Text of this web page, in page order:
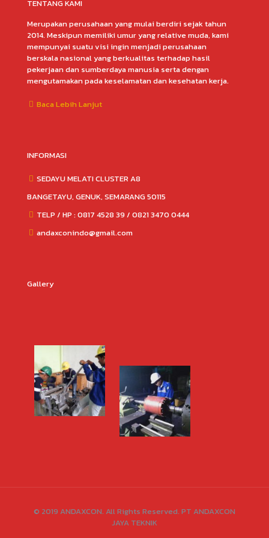
TENTANG KAMI
Merupakan perusahaan yang mulai berdiri sejak tahun
2014. Meskipun memiliki umur yang relative muda, kami
mempunyai suatu visi ingin menjadi perusahaan
berskala nasional yang berkualitas terhadap hasil
pekerjaan dan sumberdaya manusia serta dengan
mengutamakan pada keselamatan dan kesehatan kerja.
Baca Lebih Lanjut
INFORMASI
SEDAYU MELATI CLUSTER A8
BANGETAYU, GENUK, SEMARANG 50115
TELP / HP : 0817 4528 39 / 0821 3470 0444
andaxconindo@gmail.com
Gallery
© 2019 ANDAXCON. All Rights Reserved. PT ANDAXCON
JAYA TEKNIK